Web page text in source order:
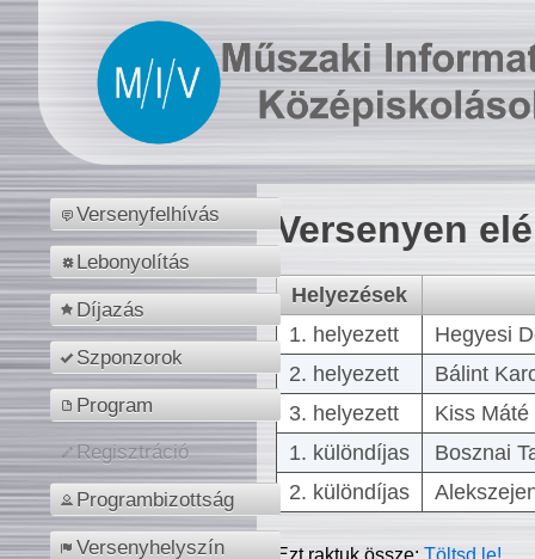
Versenyfelhívás
Lebonyolítás
Díjazás
Szponzorok
Program
Regisztráció
Programbizottság
Versenyhelyszín
Versenyen
Helyezések
1. helyezett
Hegyesi
2. helyezett
Bálint
3. helyezett
Kiss
1. különdíjas
Bosznai
2. különdíjas
Ezt raktuk össze:Töltsd le!.